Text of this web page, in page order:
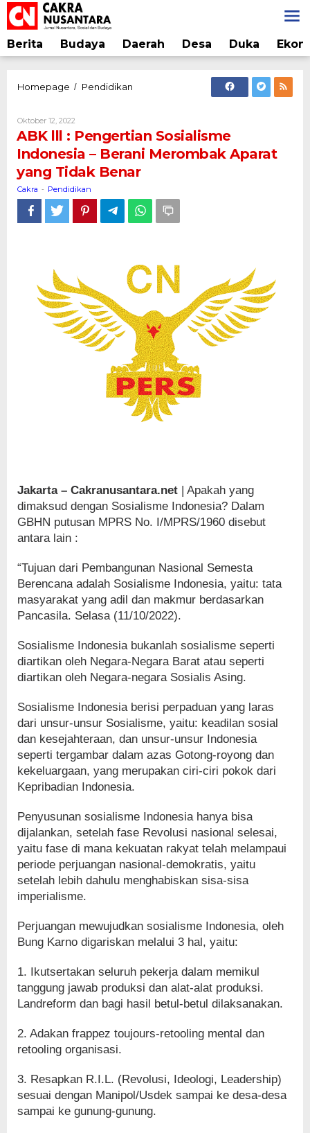
Lewati
ke
konten
Berita Budaya Daerah Desa Duka
Homepage / Pendidikan
Pengertian
Sosialisme
Indonesia
-
Merombak
Aparat
yang
Oktober 12, 2022
Cakra
ABK lll : Pengertian Sosialisme
Indonesia – Berani Merombak Aparat
yang Tidak Benar
Cakra - Pendidikan
Jakarta – Cakranusantara.net | Apakah yang
dimaksud dengan Sosialisme Indonesia? Dalam
GBHN putusan MPRS No. I/MPRS/1960 disebut
antara lain :
“Tujuan dari Pembangunan Nasional Semesta
Berencana adalah Sosialisme Indonesia, yaitu: tata
masyarakat yang adil dan makmur berdasarkan
Pancasila. Selasa (11/10/2022).
Sosialisme Indonesia bukanlah sosialisme seperti
diartikan oleh Negara-Negara Barat atau seperti
diartikan oleh Negara-negara Sosialis Asing.
Sosialisme Indonesia berisi perpaduan yang laras
dari unsur-unsur Sosialisme, yaitu: keadilan sosial
dan kesejahteraan, dan unsur-unsur Indonesia
seperti tergambar dalam azas Gotong-royong dan
kekeluargaan, yang merupakan ciri-ciri pokok dari
Kepribadian Indonesia.
Penyusunan sosialisme Indonesia hanya bisa
dijalankan, setelah fase Revolusi nasional selesai,
yaitu fase di mana kekuatan rakyat telah melampaui
periode perjuangan nasional-demokratis, yaitu
setelah lebih dahulu menghabiskan sisa-sisa
imperialisme.
Perjuangan mewujudkan sosialisme Indonesia, oleh
Bung Karno digariskan melalui 3 hal, yaitu:
1. Ikutsertakan seluruh pekerja dalam memikul
tanggung jawab produksi dan alat-alat produksi.
Landreform dan bagi hasil betul-betul dilaksanakan.
2. Adakan frappez toujours-retooling mental dan
retooling organisasi.
3. Resapkan R.I.L. (Revolusi, Ideologi, Leadership)
sesuai dengan Manipol/Usdek sampai ke desa-desa
sampai ke gunung-gunung.